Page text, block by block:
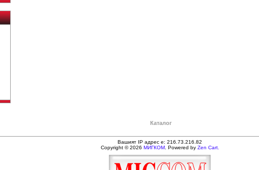
Каталог
Вашият IP адрес е: 216.73.216.82
Copyright © 2026 МИГКОМ. Powered by Zen Cart.